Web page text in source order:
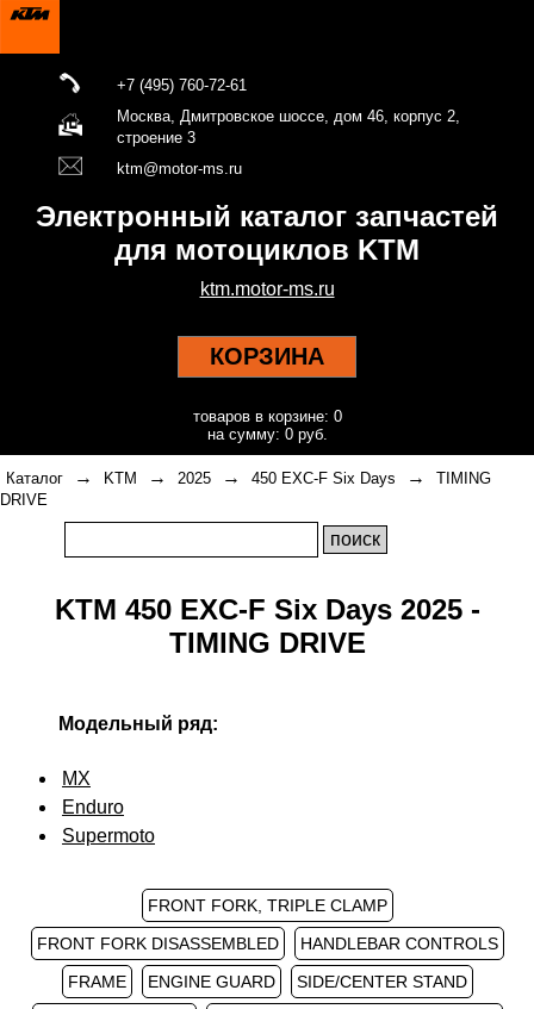
+7 (495) 760-72-61
Москва, Дмитровское шоссе, дом 46, корпус 2,
строение 3
ktm@motor-ms.ru
Электронный каталог запчастей
для мотоциклов KTM
ktm.motor-ms.ru
КОРЗИНА
товаров в корзине: 0
на сумму: 0 руб.
Каталог → KTM → 2025 → 450 EXC-F Six Days →
TIMING
DRIVE
KTM 450 EXC-F Six Days 2025 -
TIMING DRIVE
Модельный ряд:
MX
Enduro
Supermoto
FRONT FORK, TRIPLE CLAMP
FRONT FORK DISASSEMBLED
HANDLEBAR CONTROLS
FRAME
ENGINE GUARD
SIDE/CENTER STAND